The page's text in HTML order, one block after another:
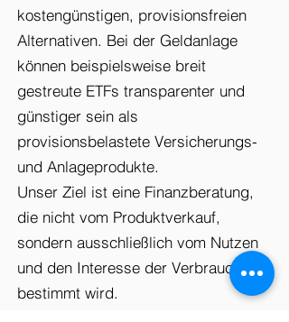
kostengünstigen, provisionsfreien
Alternativen. Bei der Geldanlage
können beispielsweise breit
gestreute ETFs transparenter und
günstiger sein als
provisionsbelastete Versicherungs-
und Anlageprodukte.​
Unser Ziel ist eine Finanzberatung,
die nicht vom Produktverkauf,
sondern ausschließlich vom Nutzen
und den Interesse der Verbraucher
bestimmt wird.